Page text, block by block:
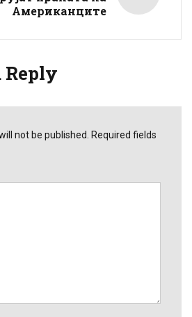
Американците
Reply
not be published. Required fields